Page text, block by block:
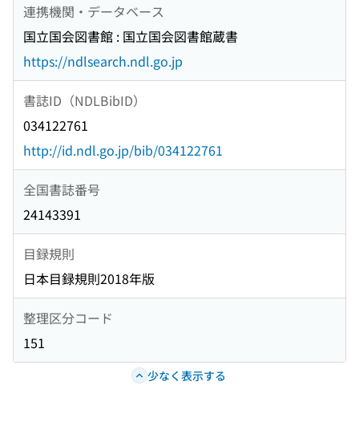
連携機関・データベース
国立国会図書館 : 国立国会図書館蔵書
https://ndlsearch.ndl.go.jp
書誌ID（NDLBibID）
034122761
http://id.ndl.go.jp/bib/034122761
全国書誌番号
24143391
目録規則
日本目録規則2018年版
整理区分コード
151
少なく表示する